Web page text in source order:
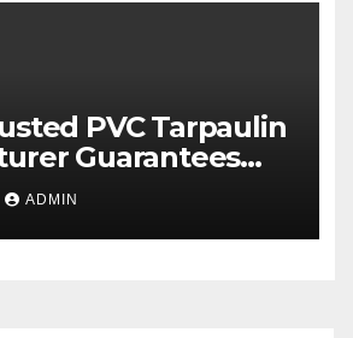
PVC Tarpaulin
Guarantees
Quality and
ADMIN